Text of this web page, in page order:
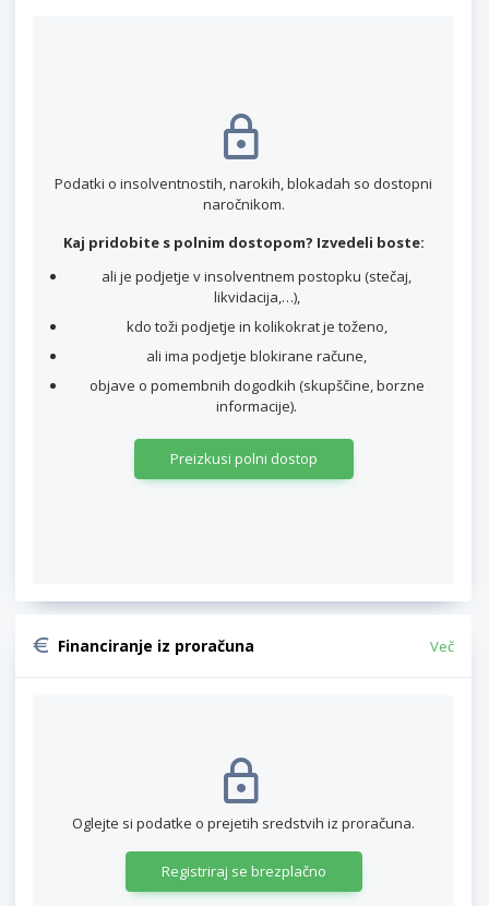
Podatki o insolventnostih, narokih, blokadah so dostopni
naročnikom.
Kaj pridobite s polnim dostopom? Izvedeli boste:
ali je podjetje v insolventnem postopku (stečaj,
likvidacija,…),
kdo toži podjetje in kolikokrat je toženo,
ali ima podjetje blokirane račune,
objave o pomembnih dogodkih (skupščine, borzne
informacije).
Preizkusi polni dostop
Financiranje iz proračuna Več
Oglejte si podatke o prejetih sredstvih iz proračuna.
Registriraj se brezplačno